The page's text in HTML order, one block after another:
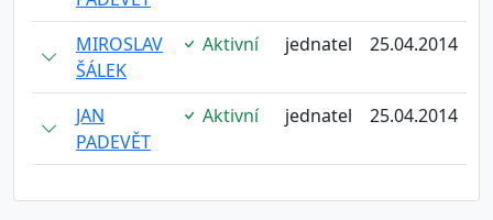
MIROSLAV
ŠÁLEK
Aktivní jednatel 25.04.2014
JAN
PADEVĚT
Aktivní jednatel 25.04.2014